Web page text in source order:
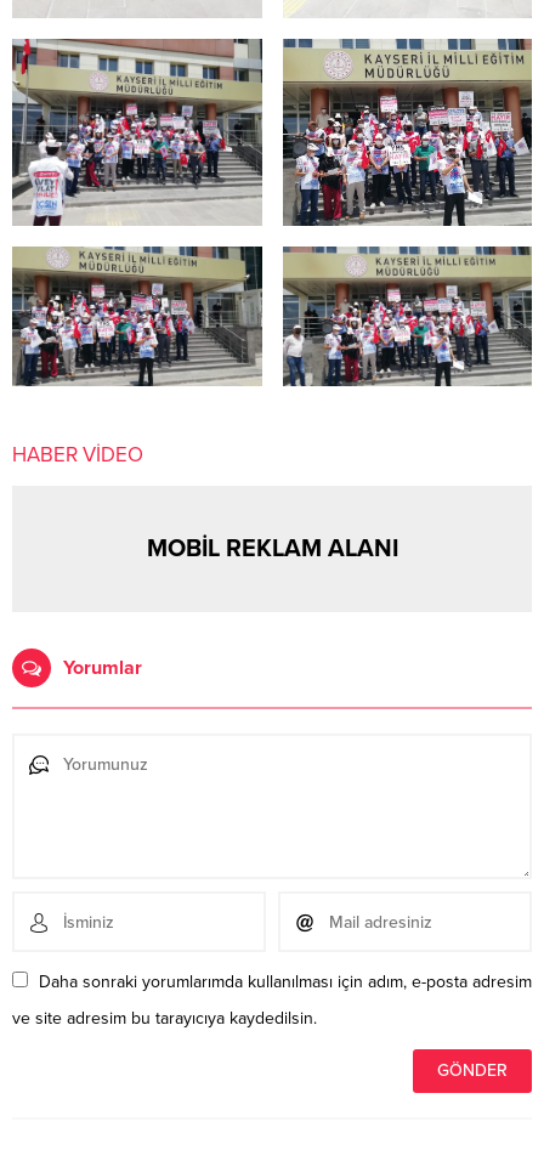
HABER VİDEO
MOBİL REKLAM ALANI
Yorumlar
Daha sonraki yorumlarımda kullanılması için adım, e-posta adresim
ve site adresim bu tarayıcıya kaydedilsin.